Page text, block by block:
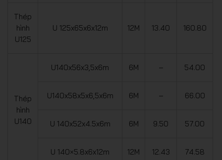
Thép
hình
U125
U 125x65x6x12m 12M 13.40 160.80
Thép
hình
U140
U140x56x3,5x6m 6M – 54.00
U140x58x5x6,5x6m 6M – 66.00
U 140x52x4.5x6m 6M 9.50 57.00
U 140×5.8x6x12m 12M 12.43 74.58